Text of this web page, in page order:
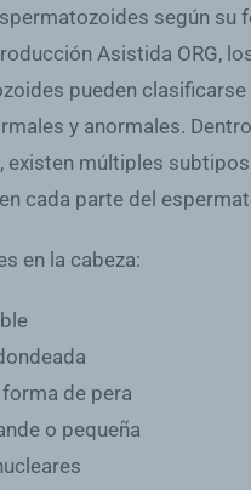
según su
Asistida ORG,
pueden
y anormales.
existen múltiples
cada parte del
en la cabeza:
forma de pera
o pequeña